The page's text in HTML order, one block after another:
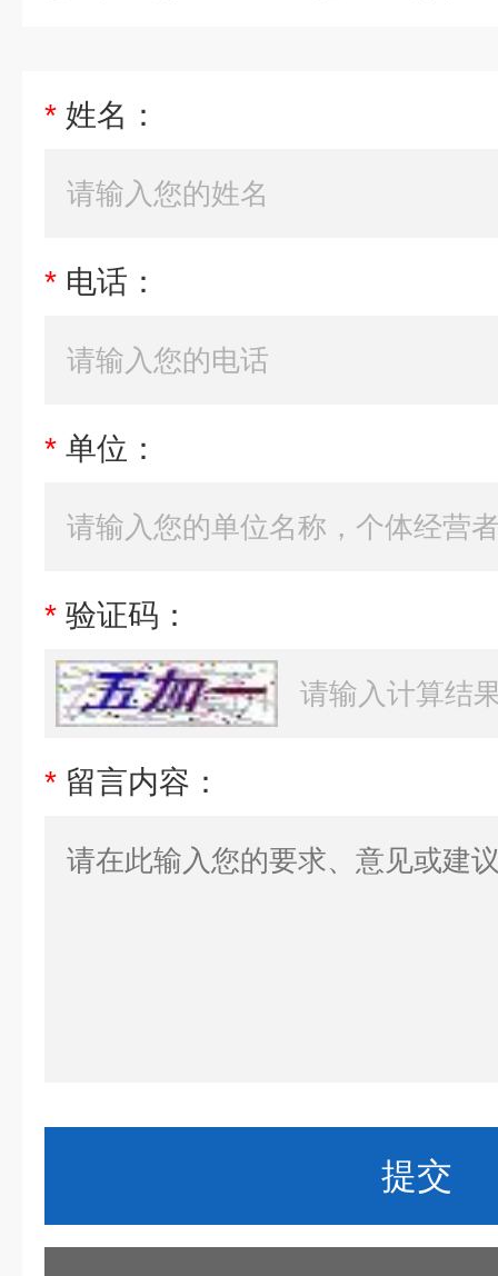
* 姓名：
* 电话：
* 单位：
* 验证码：
* 留言内容：